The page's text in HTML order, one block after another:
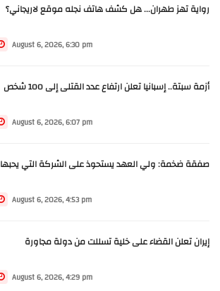
رواية تهز طهران... هل كشف هاتف نجله موقع لاريجاني؟
August 6, 2026, 6:30 pm
أزمة سبتة.. إسبانيا تعلن ارتفاع عدد القتلى إلى 100 شخص
August 6, 2026, 6:07 pm
صفقة ضخمة: ولي العهد يستحوذ على الشركة التي يحبها
August 6, 2026, 4:53 pm
إيران تعلن القضاء على خلية تسللت من دولة مجاورة
August 6, 2026, 4:29 pm